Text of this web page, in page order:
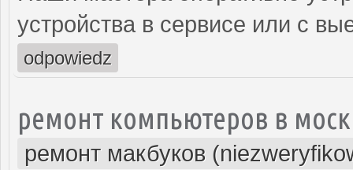
устройства в сервисе или с
odpowiedz
ремонт компьютеров в
ремонт макбуков